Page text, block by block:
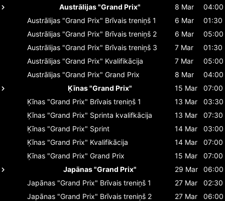
Austrālijas "Grand Prix"
8 Mar
04:00
Austrālijas "Grand Prix" Brīvais treniņš 1 6 Mar
01:30
Austrālijas "Grand Prix" Brīvais treniņš 2 6 Mar
05:00
Austrālijas "Grand Prix" Brīvais treniņš 3 7 Mar
01:30
Austrālijas "Grand Prix" Kvalifikācija 7 Mar
05:00
Austrālijas "Grand Prix" Grand Prix 8 Mar
04:00
Ķīnas "Grand Prix"
15 Mar
07:00
Ķīnas "Grand Prix" Brīvais treniņš 1 13 Mar
03:30
Ķīnas "Grand Prix" Sprinta kvalifkācija 13 Mar
07:30
Ķīnas "Grand Prix" Sprint 14 Mar
03:00
Ķīnas "Grand Prix" Kvalifikācija 14 Mar
07:00
Ķīnas "Grand Prix" Grand Prix 15 Mar
07:00
Japānas "Grand Prix"
29 Mar
06:00
Japānas "Grand Prix" Brīvais treniņš 1 27 Mar
02:30
Japānas "Grand Prix" Brīvais treniņš 2 27 Mar
06:00